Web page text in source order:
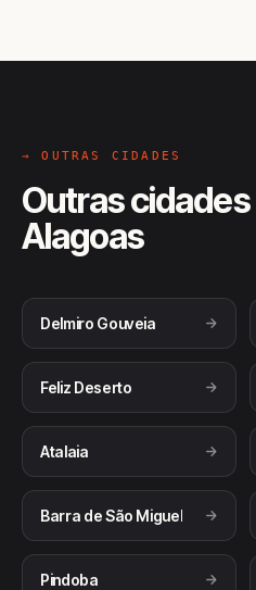
→ OUTRAS CIDADES
Outras
Alagoas
Delmiro Gouveia
Feliz Deserto
Atalaia
Barra de São Miguel
Pindoba